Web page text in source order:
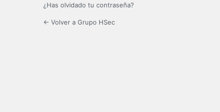
¿Has olvidado tu contraseña?
← Volver a Grupo HSec